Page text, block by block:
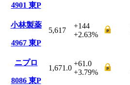
4901 東P
小林製薬
4967 東P
5,617
+144
+2.63%
ニプロ
8086 東P
1,671.0
+61.0
+3.79%